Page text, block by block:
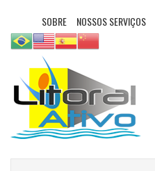
SOBRE NOSSOS SERVIÇOS